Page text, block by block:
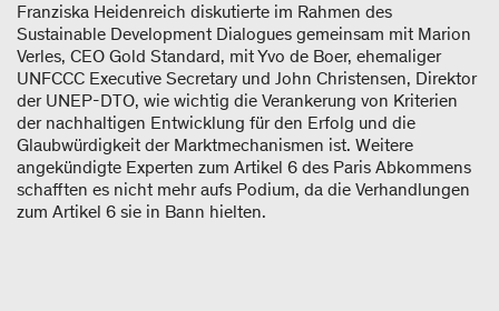
Franziska Heidenreich diskutierte im Rahmen des
Sustainable Development Dialogues gemeinsam mit Marion
Verles, CEO Gold Standard, mit Yvo de Boer, ehemaliger
UNFCCC Executive Secretary und John Christensen, Direktor
der UNEP-DTO, wie wichtig die Verankerung von Kriterien
der nachhaltigen Entwicklung für den Erfolg und die
Glaubwürdigkeit der Marktmechanismen ist. Weitere
angekündigte Experten zum Artikel 6 des Paris Abkommens
schafften es nicht mehr aufs Podium, da die Verhandlungen
zum Artikel 6 sie in Bann hielten.